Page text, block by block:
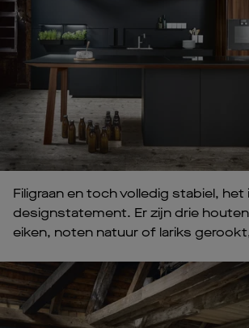
Filigraan en toch volledig stabiel, het
designstatement. Er zijn drie
eiken, noten natuur of lariks